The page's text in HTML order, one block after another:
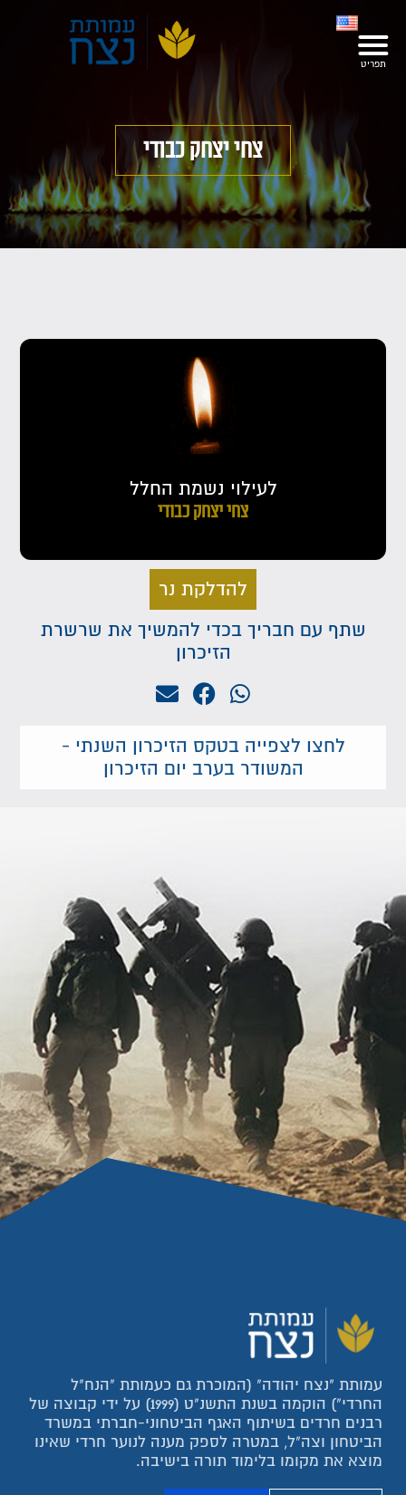
צחי יצחק כבודי
לעילוי נשמת החלל
צחי יצחק כבודי
להדלקת נר
שתף עם חבריך בכדי להמשיך את שרשרת
הזיכרון
לחצו לצפייה בטקס הזיכרון השנתי -
המשודר בערב יום הזיכרון
עמותת "נצח יהודה" (המוכרת גם כעמותת "הנח"ל
החרדי") הוקמה בשנת התשנ"ט (1999) על ידי קבוצה של
רבנים חרדים בשיתוף האגף הביטחוני-חברתי במשרד
הביטחון וצה"ל, במטרה לספק מענה לנוער חרדי שאינו
מוצא את מקומו בלימוד תורה בישיבה.